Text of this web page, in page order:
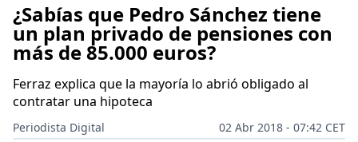
¿Sabías que Pedro Sánchez tiene
un plan privado de pensiones con
más de 85.000 euros?
Ferraz explica que la mayoría lo abrió obligado al
contratar una hipoteca
Periodista Digital
02 Abr 2018 - 07:42 CET